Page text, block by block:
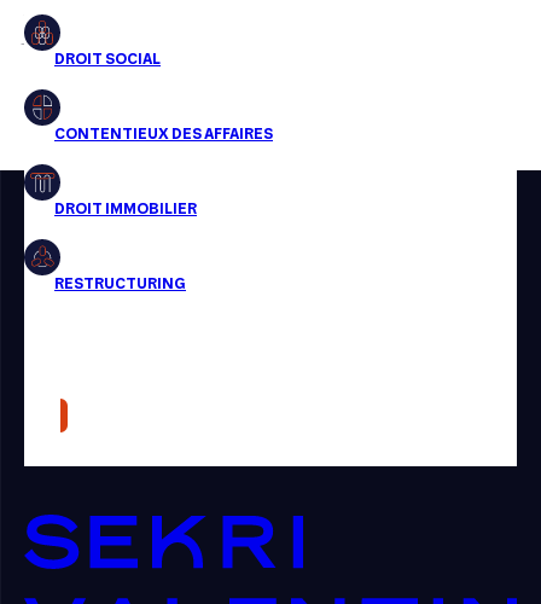
Droit social
Droit immobilier
Restructuring
Presse
jour
Aucun résultats pour cette recherche